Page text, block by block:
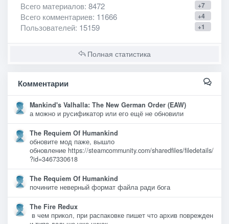
+7
Всего материалов: 8472
+4
Всего комментариев: 11666
+1
Пользователей: 15159
Полная статистика
Комментарии
Mankind's Valhalla: The New German Order (EAW)
а можно и русификатор или его ещё не обновили
The Requiem Of Humankind
обновите мод паже, вышло
обновление https://steamcommunity.com/sharedfiles/filedetails/
?id=3467330618
The Requiem Of Humankind
почините неверный формат файла ради бога
The Fire Redux
в чем прикол, при распаковке пишет что архив поврежден